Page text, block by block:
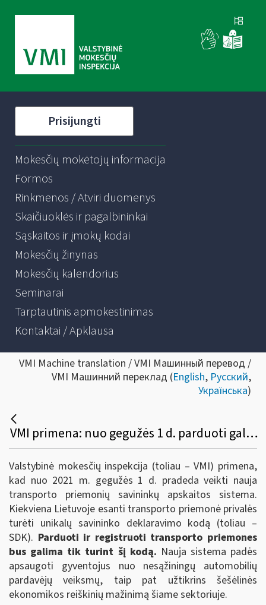
Prisijungti
Mokesčių mokėtojų informacija
Formos
Rinkmenos / Atviri duomenys
Skaičiuoklės ir pagalbininkai
Sąskaitos ir įmokų kodai
Mokesčių žinynas
Mokesčių kalendorius
Seminarai
Tarptautinis apmokestinimas
Kontaktai / Apklausa
VMI Machine translation / VMI Машинный перевод /
VMI Машинний переклад (English, Русский,
Українська)
VMI primena: nuo gegužės 1 d. parduoti galima tik SDK turinčias transporto priemones
Valstybinė mokesčių inspekcija (toliau – VMI) primena,
kad nuo 2021 m. gegužės 1 d. pradeda veikti nauja
transporto priemonių savininkų apskaitos sistema.
Kiekviena Lietuvoje esanti transporto priemonė privalės
turėti unikalų savininko deklaravimo kodą (toliau –
SDK). Parduoti ir registruoti transporto priemones
bus galima tik turint šį kodą. Nauja sistema padės
apsaugoti gyventojus nuo nesąžiningų automobilių
pardavėjų veiksmų, taip pat užtikrins šešėlinės
ekonomikos reiškinių mažinimą šiame sektoriuje.